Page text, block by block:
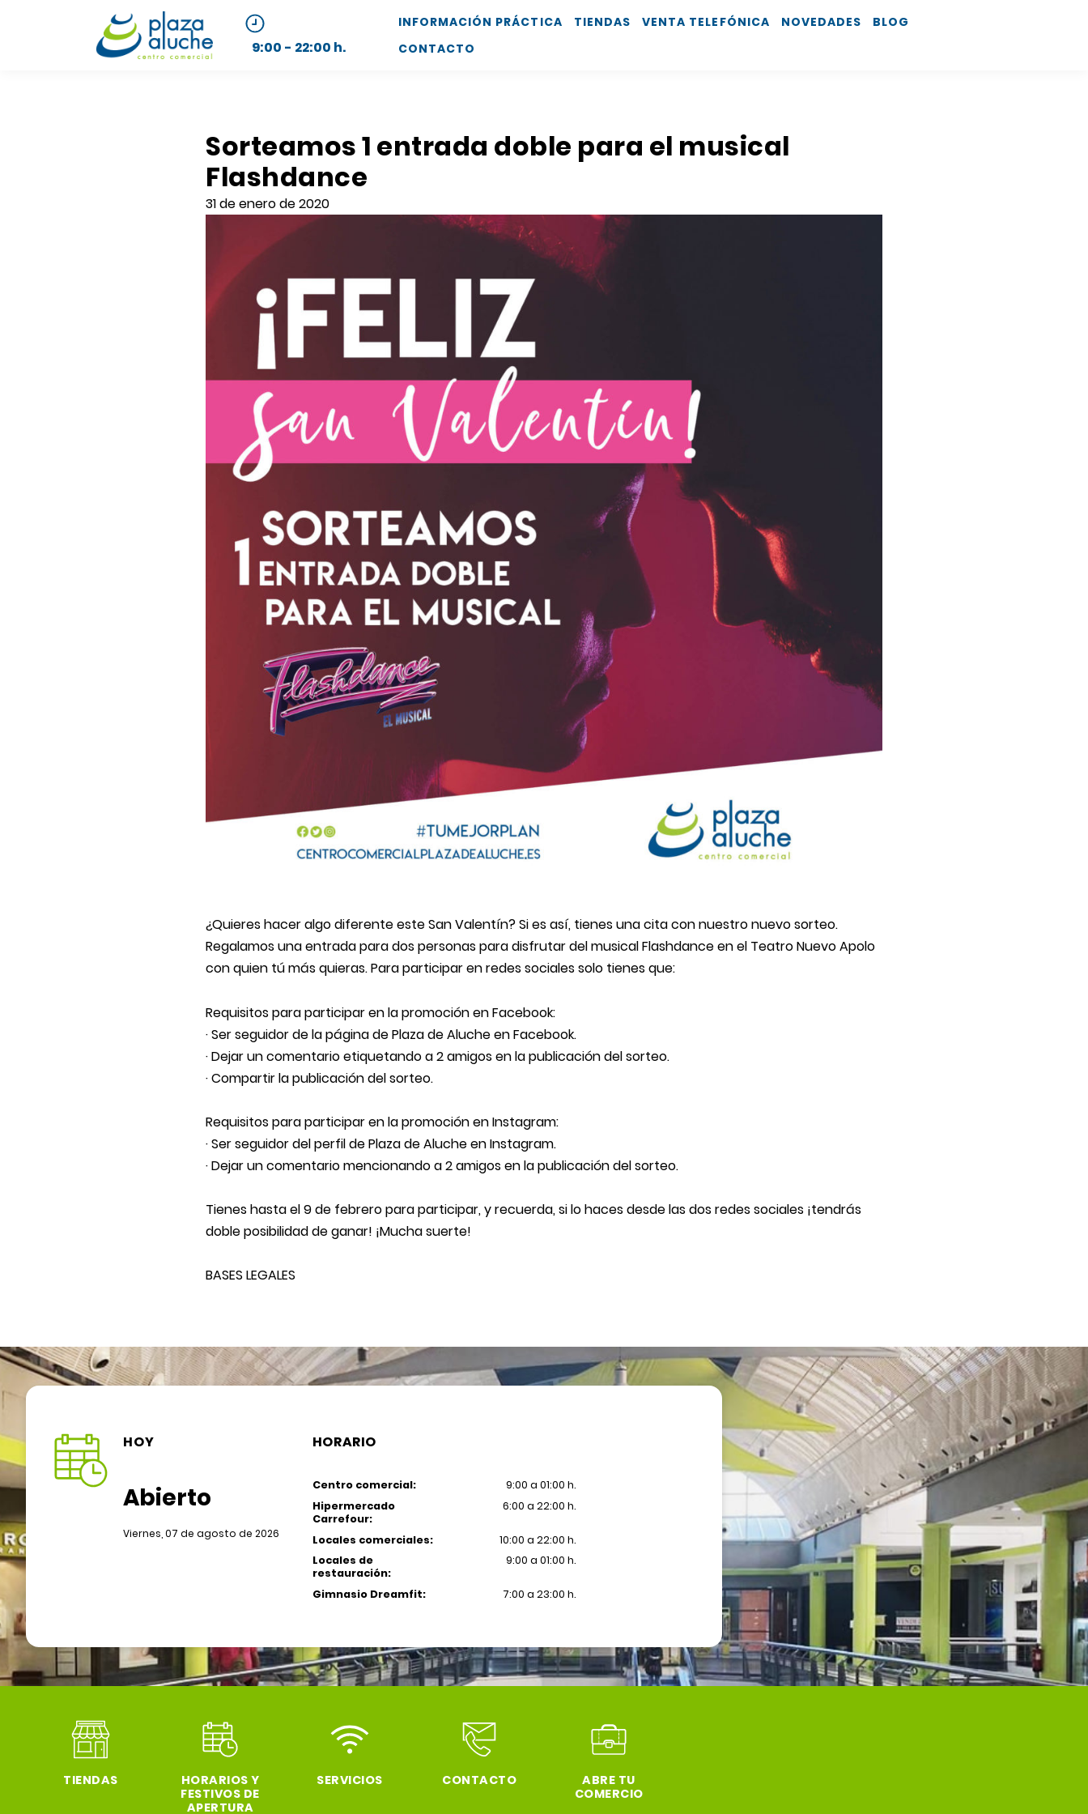
9:00 - 22:00 h.
INFORMACIÓN PRÁCTICA TIENDAS VENTA TELEFÓNICA NOVEDADES
BLOG
CONTACTO
Sorteamos 1 entrada doble para el musical
Flashdance
31 de enero de 2020
¿Quieres hacer algo diferente este San Valentín? Si es así, tienes una cita con nuestro nuevo sorteo.
Regalamos una entrada para dos personas para disfrutar del musical Flashdance en el Teatro Nuevo Apolo
con quien tú más quieras. Para participar en redes sociales solo tienes que:
Requisitos para participar en la promoción en Facebook:
· Ser seguidor de la página de Plaza de Aluche enFacebook.
· Dejar un comentario etiquetando a 2 amigos en lapublicación del sorteo.
· Compartir la publicación del sorteo.
Requisitos para participar en la promoción en Instagram:
· Ser seguidor del perfil de Plaza de Aluche enInstagram.
· Dejar un comentario mencionando a 2 amigos en lapublicación del sorteo.
Tienes hasta el 9 de febrero para participar, y recuerda, si lo haces desde las dos redes sociales ¡tendrás
doble posibilidad de ganar! ¡Mucha suerte!
BASES LEGALES
HOY
Abierto
Viernes, 07 de agosto de 2026
HORARIO
Centro comercial:
9:00 a 01:00 h.
Hipermercado
Carrefour:
6:00 a 22:00 h.
Locales comerciales:
10:00 a 22:00 h.
Locales de
restauración:
9:00 a 01:00 h.
Gimnasio Dreamfit: 7:00 a 23:00 h.
TIENDAS
HORARIOS Y
FESTIVOS DE
APERTURA
SERVICIOS CONTACTO
ABRE TU
COMERCIO